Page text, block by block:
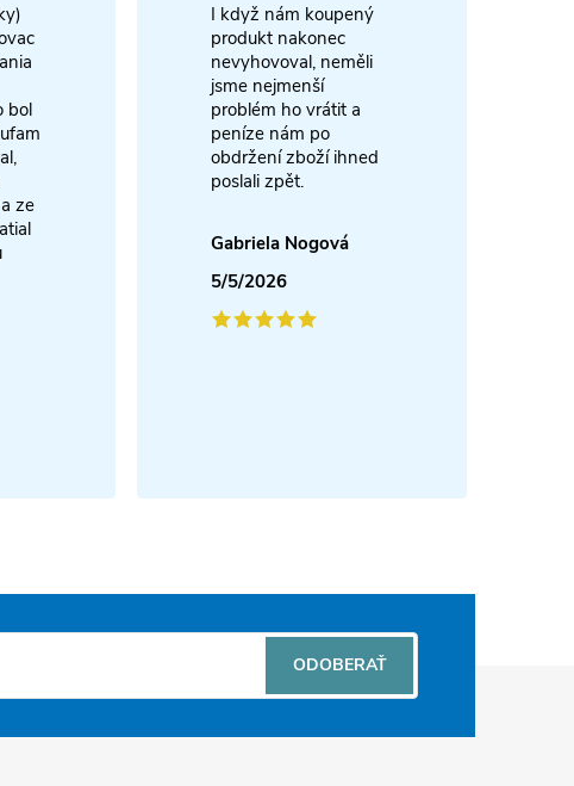
bol
ze
I když nám koupený
produkt nakonec
nevyhovoval, neměli
jsme nejmenší
problém ho vrátit a
peníze nám po
obdržení zboží ihned
poslali zpět.
Gabriela Nogová
5/5/2026
ODOBERAŤ